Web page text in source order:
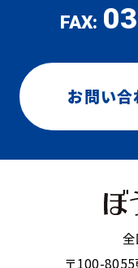
FAX:
お問い合
〒100-8055